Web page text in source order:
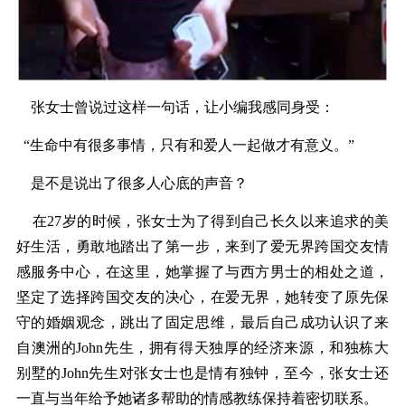
张女士曾说过这样一句话，让小编我感同身受：
“生命中有很多事情，只有和爱人一起做才有意义。”
是不是说出了很多人心底的声音？
在27岁的时候，张女士为了得到自己长久以来追求的美
好生活，勇敢地踏出了第一步，来到了爱无界跨国交友情
感服务中心，在这里，她掌握了与西方男士的相处之道，
坚定了选择跨国交友的决心，在爱无界，她转变了原先保
守的婚姻观念，跳出了固定思维，最后自己成功认识了来
自澳洲的John先生，拥有得天独厚的经济来源，和独栋大
别墅的John先生对张女士也是情有独钟，至今，张女士还
一直与当年给予她诸多帮助的情感教练保持着密切联系。